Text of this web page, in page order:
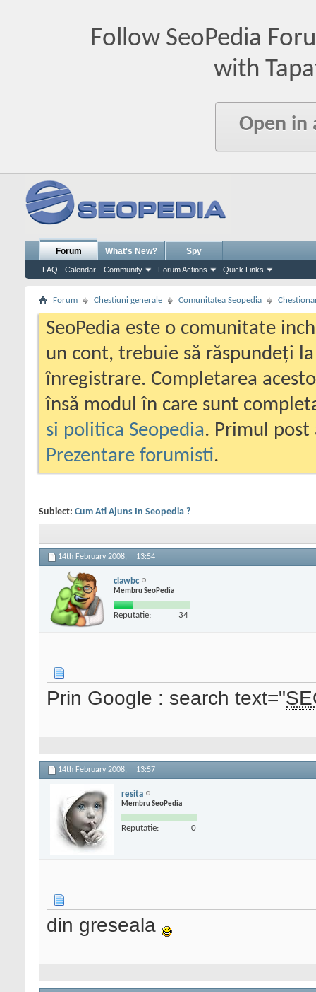
Follow SeoPedia
with
Open in
Forum
FAQ Calendar Community Forum Actions Quick Links
What's New? Spy
Forum Chestiuni generale Comunitatea Seopedia
SeoPedia este o comunitate
un cont, trebuie să răspundeți
înregistrare. Completarea
însă modul în care sunt
si politica Seopedia. Primul
Prezentare forumisti.
Subiect: Cum Ati Ajuns In Seopedia ?
14th February 2008, 13:54
clawbc
Membru SeoPedia
Reputatie: 34
Prin Google : search text="
14th February 2008, 13:57
resita
Membru SeoPedia
Reputatie: 0
din greseala